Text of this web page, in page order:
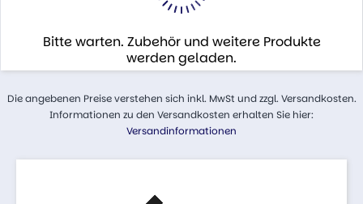
Bitte warten. Zubehör und weitere Produkte
werden geladen.
Die angebenen Preise verstehen sich inkl. MwSt und zzgl. Versandkosten.
Informationen zu den Versandkosten erhalten Sie hier:
Versandinformationen